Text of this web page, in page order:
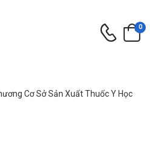
0
Cơ Sở Sản Xuất Thuốc Y Học